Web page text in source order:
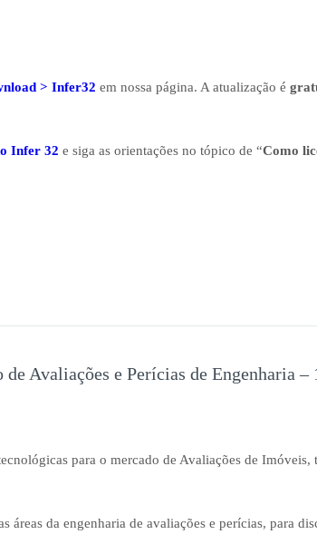
> Infer32 em nossa página. A atualização é
Infer 32 e siga as orientações no tópico de “Como
Avaliações e Perícias de Engenharia –
para o mercado de Avaliações de Imóveis,
da engenharia de avaliações e perícias, para